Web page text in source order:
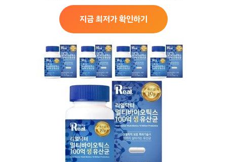
지금 최저가 확인하기